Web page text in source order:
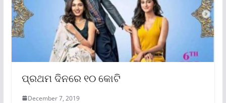
ପ୍ରଥମ ଦିନରେ ୧୦ କୋଟି
December 7, 2019